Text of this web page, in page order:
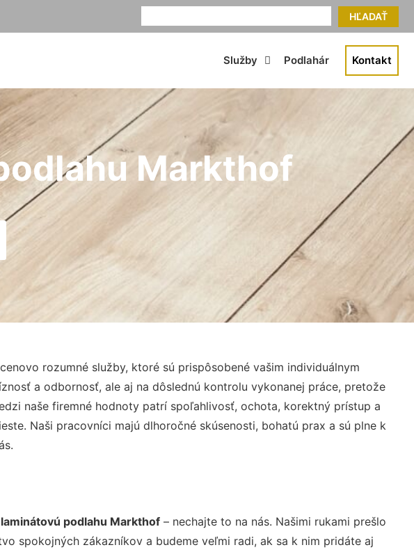
HĽADAŤ
Služby Podlahár Kontakt
Markthof
rozumné služby, ktoré sú prispôsobené vašim individuálnym
a odbornosť, ale aj na dôslednú kontrolu vykonanej práce, pretože
naše firemné hodnoty patrí spoľahlivosť, ochota, korektný prístup a
Naši pracovníci majú dlhoročné skúsenosti, bohatú prax a sú plne k
podlahu Markthof– nechajte to na nás. Našimi rukami prešlo
spokojných zákazníkov a budeme veľmi radi, ak sa k nim pridáte aj